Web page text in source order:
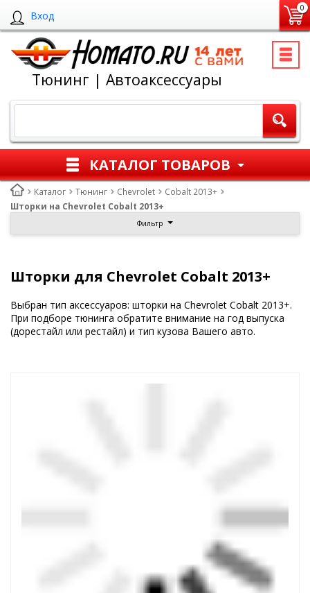
Вход
0
Тюнинг | Автоаксессуары
КАТАЛОГ ТОВАРОВ
Каталог Тюнинг Chevrolet
Cobalt 2013+
Шторки на Chevrolet Cobalt 2013+
Фильтр
Шторки для Chevrolet Cobalt 2013+
Выбран тип аксессуаров: шторки на Chevrolet Cobalt 2013+.
При подборе тюнинга обратите внимание на год выпуска
(дорестайл или рестайл) и тип кузова Вашего авто.